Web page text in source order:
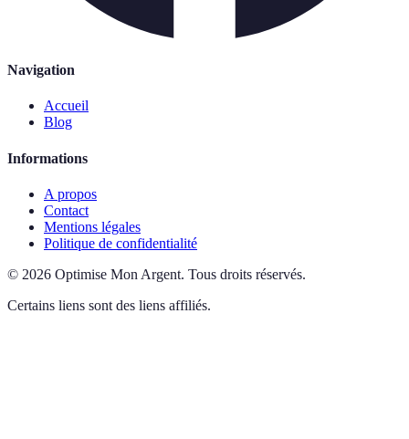
Navigation
Accueil
Blog
Informations
A propos
Contact
Mentions légales
Politique de confidentialité
© 2026 Optimise Mon Argent. Tous droits réservés.
Certains liens sont des liens affiliés.